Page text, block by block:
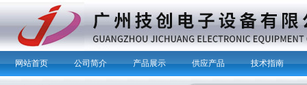
网站首页 公司简介 产品展示 供应产品 技术指南